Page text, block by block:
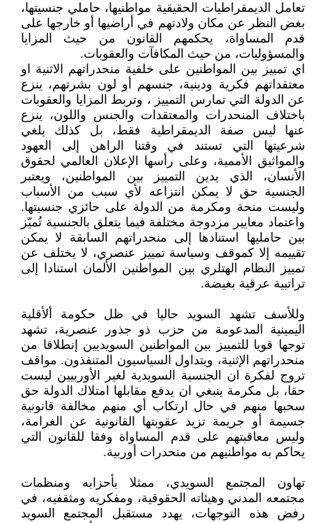
تعامل الديمقراطيات الحقيقية مواطنيها، حاملي جنسيتها،
بغض النظر عن مكان ولادتهم في أراضيها أو خارجها على
قدم المساواة، يحكمهم القانون من حيث المزايا
والمسؤوليات، من حيث المكافآت والعقوبات.
اي تمييز بين المواطنين على خلفية منحدراتهم الاثنية او
معتقداتهم فكرية ودينية، جنسهم أو لون بشرتهم، ينزع
عن الدولة التي تمارس التمييز ، وتربط المزايا والعقوبات
باختلاف المنحدرات والمعتقدات والجنس واللون، ينزع
عنها ليس صفة الديمقراطية فقط، بل كذلك يلغي
شرعيتها التي تستند في وقتنا الراهن إلى العهود
والمواثيق الأممية، وعلى رأسها الإعلان العالمي لحقوق
الأنسان، الذي يدين التمييز بين المواطنين، ويعتبر
الجنسية حق لا يمكن انتزاعه لأي سبب من الأسباب
وليست منحة ومكرمة من الدولة على حائزي جنسيتها.
واعتماد معايير مزدوجة مختلفة فيما يتعلق بالجنسية تُميّز
بين حامليها استنادها إلى منحدراتهم السابقة لا يمكن
تقييمه إلا كموقف وسياسة تمييز عنصري، لا يختلف عن
تمييز النظام الهتلري بين المواطنين الألمان استنادا إلى
تراتبية عرقية بغيضة.
وللأسف تشهد السويد حاليا في ظل حكومة ألأقلية
اليمينية المدعومة من حزب ذو جذور عنصرية، تشهد
توجها قويا للتمييز بين المواطنين السويديين إنطلاقا من
منحدراتهم الإثنية، ويتداول السياسيون المتنفذون. مواقف
تروج لفكرة ان الجنسية السويدية لغير الأوربيين ليست
حقا، بل مكرمة ينبغي ان يدفع مقابلها امتلاك الدولة حق
سحبها منهم في حال ارتكاب أي منهم مخالفة قانونية
جسيمة أو جريمة تزيد عقوبتها القانونية عن الغرامة،
وليس معاقبتهم على قدم المساواة وفقا للقانون التي
يحاكم به مواطنيهم من منحدرات أوربية.
تهاون المجتمع السويدي، ممثلا بأحزابه ومنظمات
مجتمعه المدني وهيئاته الحقوقية، ومفكريه ومثقفيه، في
رفض هذه التوجهات، يهدد مستقبل المجتمع السويد